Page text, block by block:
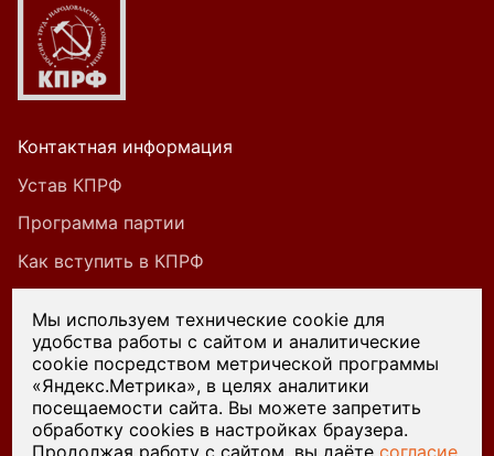
Контактная информация
Устав КПРФ
Программа партии
Как вступить в КПРФ
При цитировании или ином использовании
материалов, опубликованных на страницах
сайта kprf45.ru, ссылка на источник обязательна.
Мы используем технические cookie для
удобства работы с сайтом и аналитические
cookie посредством метрической программы
«Яндекс.Метрика», в целях аналитики
посещаемости сайта. Вы можете запретить
обработку cookies в настройках браузера.